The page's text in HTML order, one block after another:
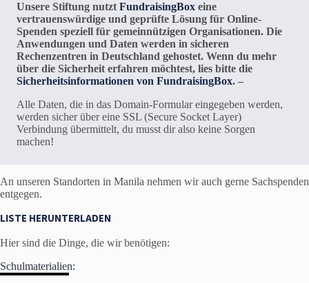
Unsere Stiftung nutzt FundraisingBox eine
vertrauenswürdige und geprüfte Lösung für Online-
Spenden speziell für gemeinnützigen Organisationen. Die
Anwendungen und Daten werden in sicheren
Rechenzentren in Deutschland gehostet. Wenn du mehr
über die Sicherheit erfahren möchtest, lies bitte die
Sicherheitsinformationen von FundraisingBox. –
Alle Daten, die in das Domain-Formular eingegeben werden,
werden sicher über eine SSL (Secure Socket Layer)
Verbindung übermittelt, du musst dir also keine Sorgen
machen!
An unseren Standorten in Manila nehmen wir auch gerne Sachspenden
entgegen.
LISTE HERUNTERLADEN
Hier sind die Dinge, die wir benötigen:
Schulmaterialien: